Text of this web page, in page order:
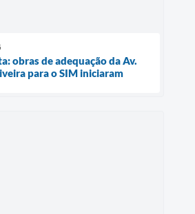
obras de adequação da Av.
para o SIM iniciaram